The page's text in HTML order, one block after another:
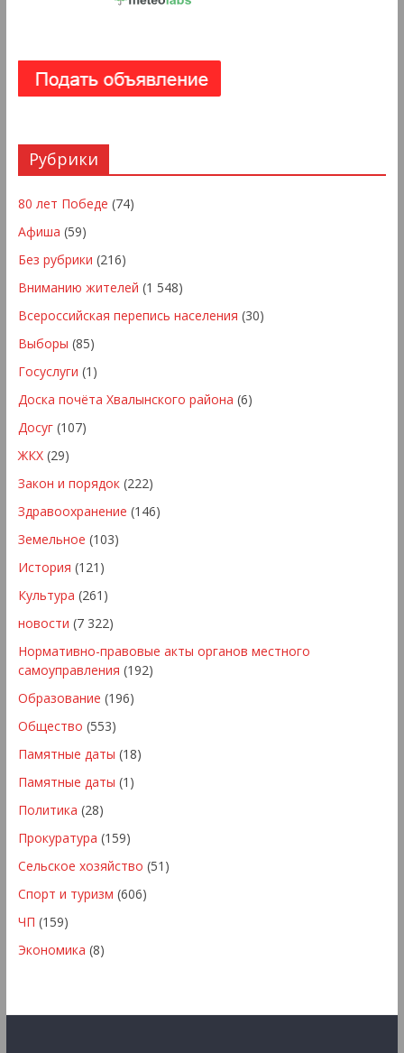
Рубрики
80 лет Победе (74)
Афиша (59)
Без рубрики (216)
Вниманию жителей (1 548)
Всероссийская перепись населения (30)
Выборы (85)
Госуслуги (1)
Доска почёта Хвалынского района (6)
Досуг(107)
ЖКХ(29)
Закон и порядок(222)
Здравоохранение (146)
Земельное (103)
История (121)
Культура (261)
новости (7 322)
Нормативно-правовые акты органов местного
самоуправления (192)
Образование (196)
Общество (553)
Памятные даты (18)
Памятные даты (1)
Политика (28)
Прокуратура (159)
Сельское хозяйство (51)
Спорт и туризм (606)
ЧП (159)
Экономика (8)